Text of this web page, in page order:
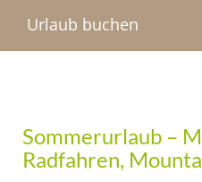
Urlaub buchen
Sommerurlaub –
Radfahren,